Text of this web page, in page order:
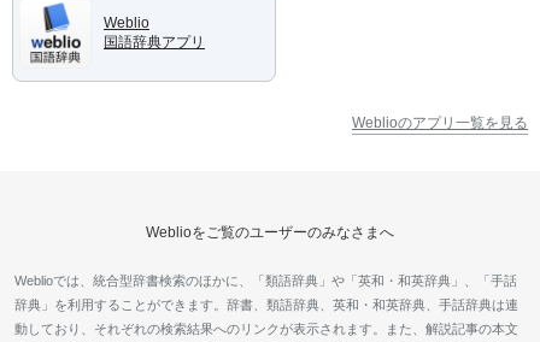
Weblio
国語辞典アプリ
Weblioのアプリ一覧を見る
Weblioをご覧のユーザーのみなさまへ
Weblioでは、統合型辞書検索のほかに、「類語辞典」や「英和・和英辞典」、「手話
辞典」を利用することができます。辞書、類語辞典、英和・和英辞典、手話辞典は連
動しており、それぞれの検索結果へのリンクが表示されます。また、解説記事の本文